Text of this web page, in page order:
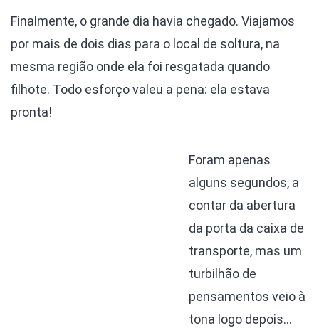
Finalmente, o grande dia havia chegado. Viajamos
por mais de dois dias para o local de soltura, na
mesma região onde ela foi resgatada quando
filhote. Todo esforço valeu a pena: ela estava
pronta!
Foram apenas
alguns segundos, a
contar da abertura
da porta da caixa de
transporte, mas um
turbilhão de
pensamentos veio à
tona logo depois…